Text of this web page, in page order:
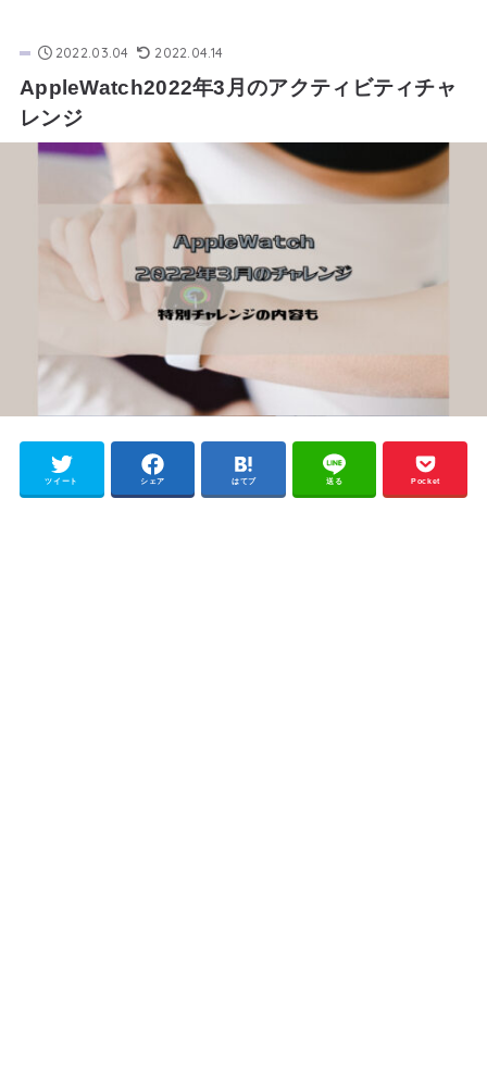
2022.03.04 2022.04.14
AppleWatch2022年3月のアクティビティチャ
レンジ
ツイート シェア はてブ 送る Pocket